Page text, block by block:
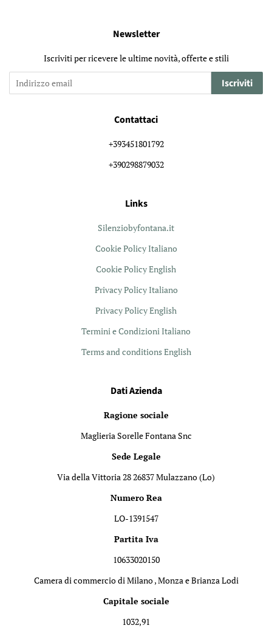
Newsletter
Iscriviti per ricevere le ultime novità, offerte e stili
Iscriviti
Contattaci
+393451801792
+390298879032
Links
Silenziobyfontana.it
Cookie Policy Italiano
Cookie Policy English
Privacy Policy Italiano
Privacy Policy English
Termini e Condizioni Italiano
Terms and conditions English
Dati Azienda
Ragione sociale
Maglieria Sorelle Fontana Snc
Sede Legale
Via della Vittoria 28 26837 Mulazzano (Lo)
Numero Rea
LO-1391547
Partita Iva
10633020150
Camera di commercio di Milano , Monza e Brianza Lodi
Capitale sociale
1032,91